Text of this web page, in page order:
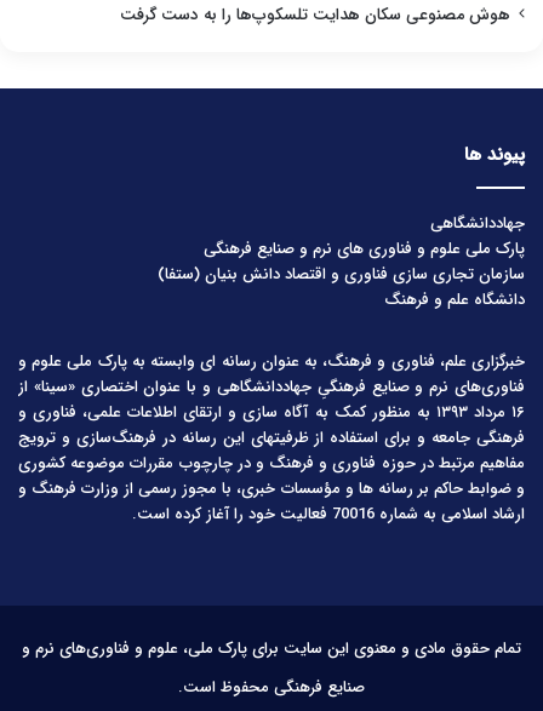
هوش مصنوعی سکان هدایت تلسکوپ‌ها را به دست گرفت
پیوند ها
جهاددانشگاهی
پارک ملی علوم و فناوری های نرم و صنایع فرهنگی
سازمان تجاری سازی فناوری و اقتصاد دانش بنیان (ستفا)
دانشگاه علم و فرهنگ
خبرگزاری علم، فناوری و فرهنگ، به عنوان رسانه ای وابسته به پارک ملی علوم و
فناوری‌های نرم و صنایع فرهنگیِ جهاددانشگاهی و با عنوان اختصاری «سینا» از
۱۶ مرداد ۱۳۹۳ به منظور کمک به آگاه سازی و ارتقای اطلاعات علمی، فناوری و
فرهنگی جامعه و برای استفاده از ظرفیتهای این رسانه در فرهنگ‌سازی و ترویج
مفاهیم مرتبط در حوزه فناوری و فرهنگ و در چارچوب مقررات موضوعه کشوری
و ضوابط حاکم بر رسانه ها و مؤسسات خبری، با مجوز رسمی از وزارت فرهنگ و
ارشاد اسلامی به شماره 70016 فعالیت خود را آغاز کرده است.
تمام حقوق مادی و معنوی این سایت برای پارک ملی، علوم و فناوری‌های نرم و
صنایع فرهنگی محفوظ است.